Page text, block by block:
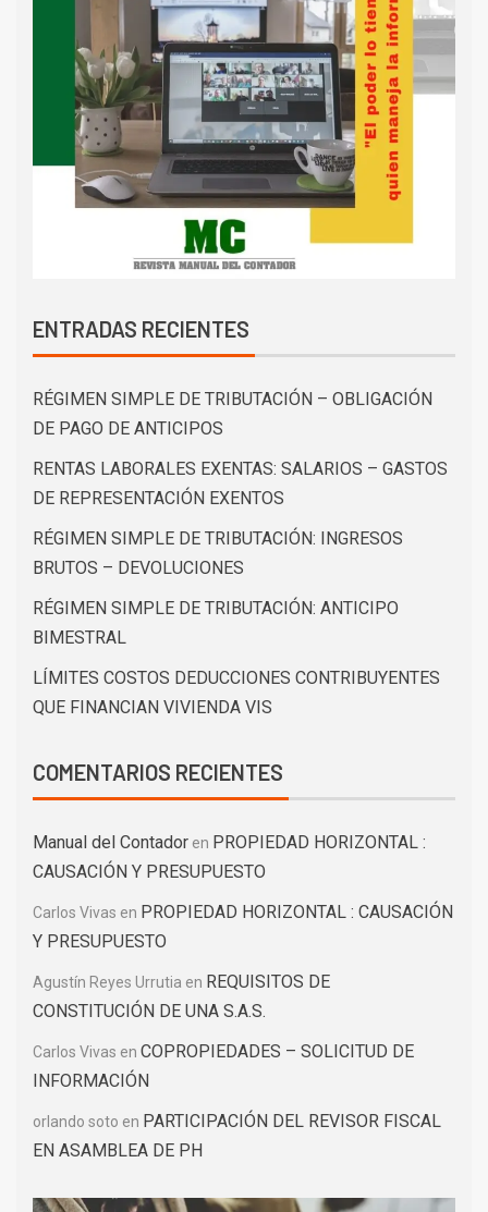
ENTRADAS RECIENTES
RÉGIMEN SIMPLE DE TRIBUTACIÓN – OBLIGACIÓN
DE PAGO DE ANTICIPOS
RENTAS LABORALES EXENTAS: SALARIOS – GASTOS
DE REPRESENTACIÓN EXENTOS
RÉGIMEN SIMPLE DE TRIBUTACIÓN: INGRESOS
BRUTOS – DEVOLUCIONES
RÉGIMEN SIMPLE DE TRIBUTACIÓN: ANTICIPO
BIMESTRAL
LÍMITES COSTOS DEDUCCIONES CONTRIBUYENTES
QUE FINANCIAN VIVIENDA VIS
COMENTARIOS RECIENTES
Manual del Contador en PROPIEDAD HORIZONTAL :
CAUSACIÓN Y PRESUPUESTO
Carlos Vivas en PROPIEDAD HORIZONTAL : CAUSACIÓN
Y PRESUPUESTO
Agustín Reyes Urrutia en REQUISITOS DE
CONSTITUCIÓN DE UNA S.A.S.
Carlos Vivas en COPROPIEDADES – SOLICITUD DE
INFORMACIÓN
orlando soto en PARTICIPACIÓN DEL REVISOR FISCAL
EN ASAMBLEA DE PH